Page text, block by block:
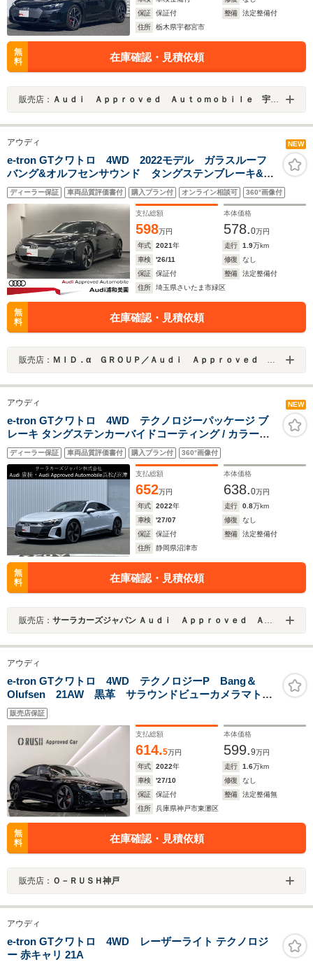
保証
保証付 整備
法定整備付
住所
栃木県宇都宮市
無
料
在庫確認・見積依頼
販売店： Ａｕｄｉ Ａｐｐｒｏｖｅｄ Ａｕｔｏｍｏｂｉｌｅ 宇都宮
アウディ NEW
e-tron GTクワトロ 4WD 2022モデル ガラスルーフ
バング&オルフセンサウンド タングステンブレーキ&レ
ッドキャリパー マトリクスLEDライト
ディーラー保証 車両品質評価書付 購入プラン付 オンライン相談可 360°画像付
支払総額
598万円
本体価格
578.0万円
年式
2021年 走行 1.9万km
車検
'26/11 修復
なし
保証
保証付 整備
法定整備付
住所
埼玉県さいたま市緑区
無
料
在庫確認・見積依頼
販売店： ＭＩＤ．α ＧＲＯＵＰ／Ａｕｄｉ Ａｐｐｒｏｖｅｄ Ａｕｔｏｍｏｂｉｌｅ 浦和美園／株式会社ＭＩＤ
アウディ NEW
e-tron GTクワトロ 4WD テクノロジーパッケージ ブ
レーキ タングステンカーバイドコーティング / カラード
ブレーキキャリパー レッド マトリックスLEDヘッドライ
ト レザーフリーパッケージ スポーツシート プラス
ディーラー保証 車両品質評価書付 購入プラン付 360°画像付
支払総額
652万円
本体価格
638.0万円
年式
2022年 走行 0.8万km
車検
'27/07 修復
なし
保証
保証付 整備
法定整備付
住所
静岡県沼津市
無
料
在庫確認・見積依頼
販売店： サーラカーズジャパン Ａｕｄｉ Ａｐｐｒｏｖｅｄ Ａｕｔｏｍｏｂｉｌｅ沼津
アウディ
e-tron GTクワトロ 4WD テクノロジーP Bang＆
Olufsen 21AW 黒革 サラウンドビューカメラマトリ
クスLEDヘッドライト/ダイナミックターンインディケー
ター e-tronスポーツサウンド ワイヤレスチャージング
販売店保証
支払総額
614.5万円
本体価格
599.9万円
年式
2022年 走行 1.6万km
車検
'27/10 修復
なし
保証
保証付 整備
法定整備無
住所
兵庫県神戸市東灘区
無
料
在庫確認・見積依頼
販売店： Ｏ－ＲＵＳＨ神戸
アウディ
e-tron GTクワトロ 4WD レーザーライト テクノロジ
ー 赤キャリ 21A